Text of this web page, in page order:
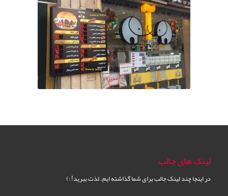
لینک های جالب
در اینجا چند لینک جالب برای شما گذاشته ایم. لذت ببرید! :)